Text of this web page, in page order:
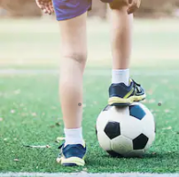
ये 5 आउटडोर
शारीरिक और
बढ़ावा देने में हैं
लेखन अंजली Nov 10, 2022
क्या है खबर?